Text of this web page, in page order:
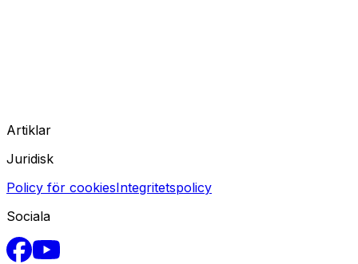
Artiklar
Juridisk
Policy för cookiesIntegritetspolicy
Sociala